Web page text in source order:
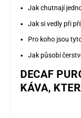
Jak chutnají
Jak si vedly při
Pro koho jsou
Jak působí
DECAF
KÁVA,